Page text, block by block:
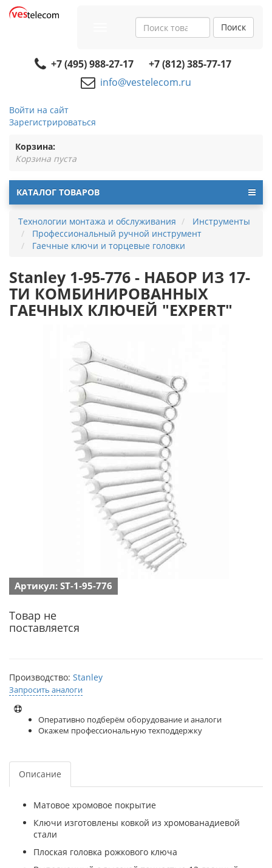
navigation
Поиск
+7 (495) 988-27-17
+7 (812) 385-77-17
info@vestelecom.ru
Войти на сайт
Зарегистрироваться
Корзина:
Корзина пуста
КАТАЛОГ ТОВАРОВ
Технологии монтажа и обслуживания
Инструменты
Профессиональный ручной инструмент
Гаечные ключи и торцевые головки
Stanley 1-95-776 - НАБОР ИЗ 17-
ТИ КОМБИНИРОВАННЫХ
ГАЕЧНЫХ КЛЮЧЕЙ "EXPERT"
Артикул: ST-1-95-776
Товар не
поставляется
Производство: Stanley
Запросить аналоги
Оперативно подберём оборудование и аналоги
Окажем профессиональную техподдержку
Описание
Матовое хромовое покрытие
Ключи изготовлены ковкой из хромованадиевой
стали
Плоская головка рожкового ключа